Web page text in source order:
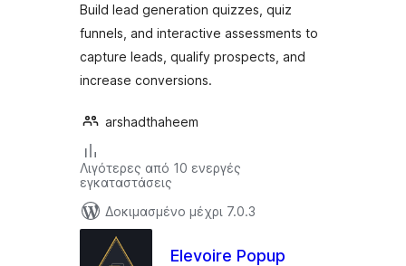
Build lead generation quizzes, quiz
funnels, and interactive assessments to
capture leads, qualify prospects, and
increase conversions.
arshadthaheem
Λιγότερες από 10 ενεργές
εγκαταστάσεις
Δοκιμασμένο μέχρι 7.0.3
Elevoire Popup